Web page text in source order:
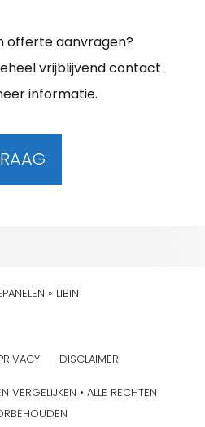
offerte aanvragen?
vrijblijvend contact
informatie.
» LIBIN
DISCLAIMER
• ALLE RECHTEN